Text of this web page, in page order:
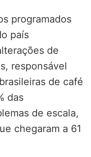
programados
país
de
responsável
de café
das
de escala,
chegaram a 61